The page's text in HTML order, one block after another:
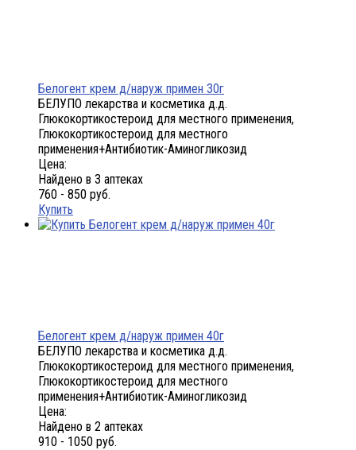
Белогент крем д/наруж примен 30г
БЕЛУПО лекарства и косметика д.д.
Глюкокортикостероид для местного применения,
Глюкокортикостероид для местного
применения+Антибиотик-Аминогликозид
Цена:
Найдено в 3 аптеках
760 - 850 руб.
Купить
Белогент крем д/наруж примен 40г
БЕЛУПО лекарства и косметика д.д.
Глюкокортикостероид для местного применения,
Глюкокортикостероид для местного
применения+Антибиотик-Аминогликозид
Цена:
Найдено в 2 аптеках
910 - 1050 руб.